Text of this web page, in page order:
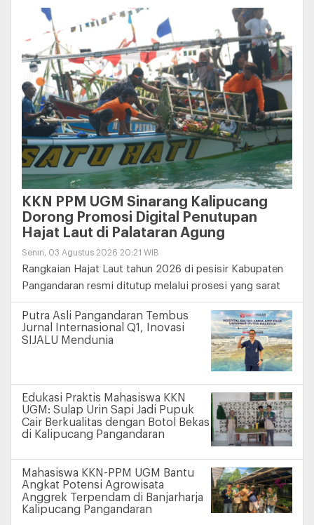
KKN PPM UGM Sinarang Kalipucang
Dorong Promosi Digital Penutupan
Hajat Laut di Palataran Agung
Senin, 03 Agustus 2026 20:21 WIB
Rangkaian Hajat Laut tahun 2026 di pesisir Kabupaten
Pangandaran resmi ditutup melalui prosesi yang sarat
Putra Asli Pangandaran Tembus
Jurnal Internasional Q1, Inovasi
SIJALU Mendunia
Edukasi Praktis Mahasiswa KKN
UGM: Sulap Urin Sapi Jadi Pupuk
Cair Berkualitas dengan Botol Bekas
di Kalipucang Pangandaran
Mahasiswa KKN-PPM UGM Bantu
Angkat Potensi Agrowisata
Anggrek Terpendam di Banjarharja
Kalipucang Pangandaran